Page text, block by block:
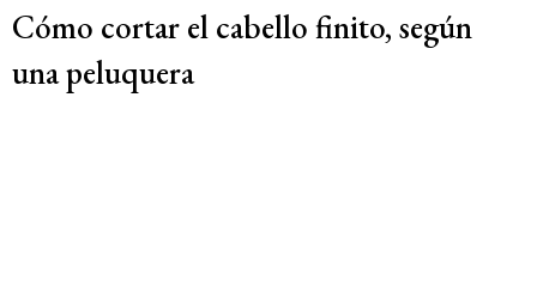
Cómo cortar el cabello finito, según
una peluquera